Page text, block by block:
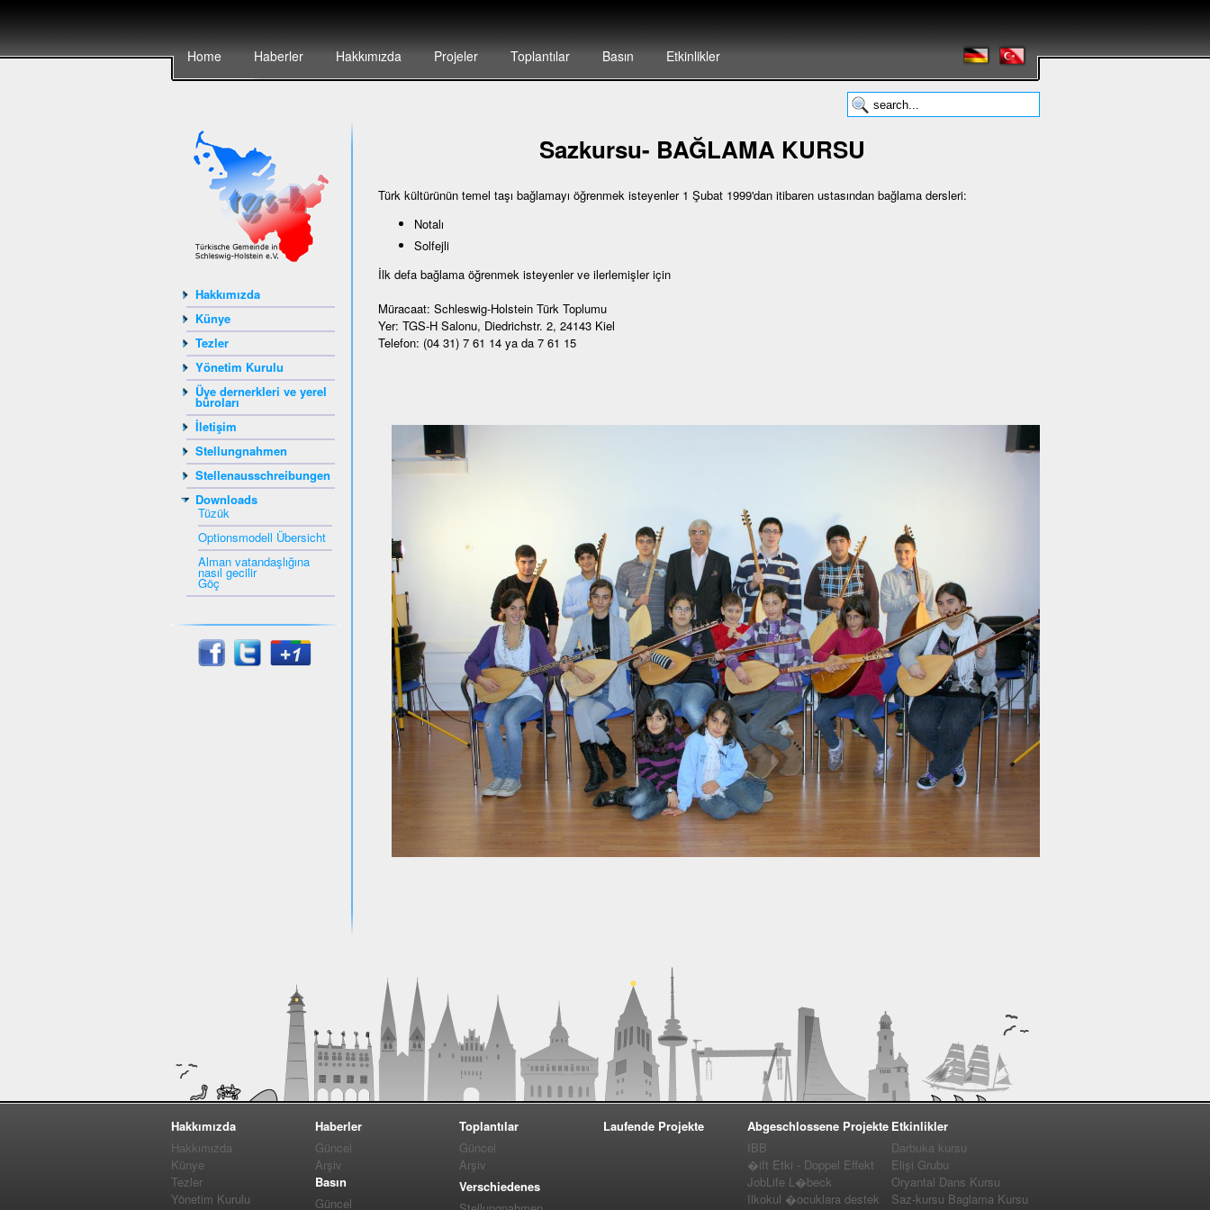
Home Haberler Hakkımızda Projeler Toplantılar Basın Etkinlikler
Hakkımızda
Künye
Tezler
Yönetim Kurulu
Üye dernerkleri ve yerel
büroları
İletişim
Stellungnahmen
Stellenausschreibungen
Downloads
Tüzük
Optionsmodell Übersicht
Alman vatandaşlığına
nasıl gecilir
Göç
Sazkursu- BAĞLAMA KURSU
Türk kültürünün temel taşı bağlamayı öğrenmek isteyenler 1 Şubat 1999'dan itibaren ustasından bağlama dersleri:
Notalı
Solfejli
İlk defa bağlama öğrenmek isteyenler ve ilerlemişler için
Müracaat: Schleswig-Holstein Türk Toplumu
Yer: TGS-H Salonu, Diedrichstr. 2, 24143 Kiel
Telefon: (04 31) 7 61 14 ya da 7 61 15
Hakkımızda
Hakkımızda
Künye
Tezler
Yönetim Kurulu
Haberler
Güncel
Arşiv
Basın
Güncel
Toplantılar
Güncel
Arşiv
Verschiedenes
Laufende Projekte
Abgeschlossene Projekte
IBB
�ift Etki - Doppel Effekt
JobLife L�beck
Ilkokul �ocuklara destek
Etkinlikler
Darbuka kursu
Elişi Grubu
Oryantal Dans Kursu
Saz-kursu Baglama Kursu